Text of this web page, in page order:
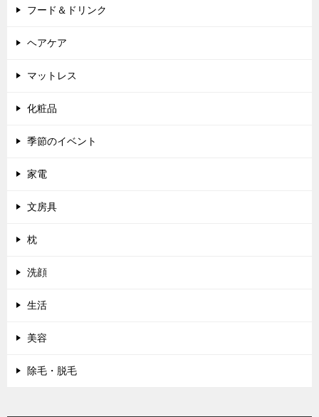
フード＆ドリンク
ヘアケア
マットレス
化粧品
季節のイベント
家電
文房具
枕
洗顔
生活
美容
除毛・脱毛